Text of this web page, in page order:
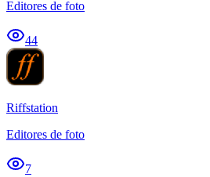
Editores de foto
44
Riffstation
Editores de foto
7